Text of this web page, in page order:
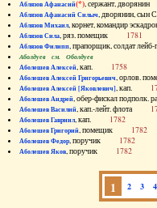
Аблязов Афанасий(*), сержант,
Аблязов Афанасий Силыч, дворянин,
Аблязов Михаил, корнет, командир
Аблязов Сила, ряз. помещик 1781
Аблязов Филипп, прапорщик, солдат
Аболдуев см. Оболдуев
Аболешев Алексей, кап. 1758
Аболешев Алексей Григорьевич, орлов.
Аболешев Алексей [Яковлевич], кап.
Аболешев Андрей, обер-фискал
Аболешев Василий, кап.-лейт. флота
Аболешев Гавриил, кап. 1782
Аболешев Григорий, помещик 1782
Аболешев Федор, поручик 1782
Аболешев Яков, поручик 1782
1 2 3 4